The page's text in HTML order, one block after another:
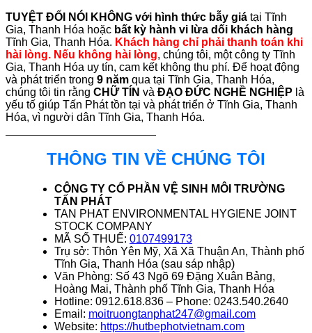
TUYỆT ĐỐI NÓI KHÔNG với hình thức bẫy giá tại Tĩnh
Gia, Thanh Hóa hoặc bất kỳ hành vi lừa dối khách hàng
Tĩnh Gia, Thanh Hóa. Khách hàng chỉ phải thanh toán khi
hài lòng. Nếu không hài lòng, chúng tôi, một công ty Tĩnh
Gia, Thanh Hóa uy tín, cam kết không thu phí. Để hoạt động
và phát triển trong 9 năm qua tại Tĩnh Gia, Thanh Hóa,
chúng tôi tin rằng CHỮ TÍN và ĐẠO ĐỨC NGHỀ NGHIỆP là
yếu tố giúp Tấn Phát tồn tại và phát triển ở Tĩnh Gia, Thanh
Hóa, vì người dân Tĩnh Gia, Thanh Hóa.
THÔNG TIN VỀ CHÚNG TÔI
CÔNG TY CỔ PHẦN VỆ SINH MÔI TRƯỜNG
TẤN PHÁT
TAN PHAT ENVIRONMENTAL HYGIENE JOINT
STOCK COMPANY
MÃ SỐ THUẾ: 0107499173
Trụ sở: Thôn Yên Mỹ, Xã Xã Thuận An, Thành phố
Tĩnh Gia, Thanh Hóa (sau sáp nhập)
Văn Phòng: Số 43 Ngõ 69 Đặng Xuân Bảng,
Hoàng Mai, Thành phố Tĩnh Gia, Thanh Hóa
Hotline: 0912.618.836 – Phone: 0243.540.2640
Email: moitruongtanphat247@gmail.com
Website: https://hutbephotvietnam.com